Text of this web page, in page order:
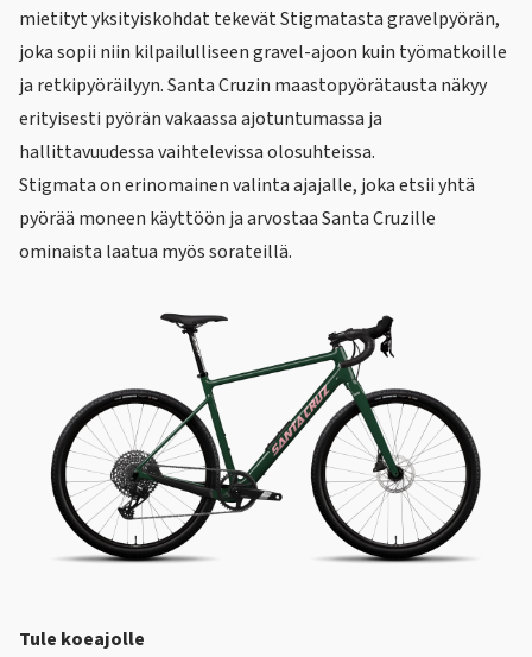
mietityt yksityiskohdat tekevät Stigmatasta gravelpyörän,
joka sopii niin kilpailulliseen gravel-ajoon kuin työmatkoille
ja retkipyöräilyyn. Santa Cruzin maastopyörätausta näkyy
erityisesti pyörän vakaassa ajotuntumassa ja
hallittavuudessa vaihtelevissa olosuhteissa.
Stigmata on erinomainen valinta ajajalle, joka etsii yhtä
pyörää moneen käyttöön ja arvostaa Santa Cruzille
ominaista laatua myös sorateillä.
Tule koeajolle